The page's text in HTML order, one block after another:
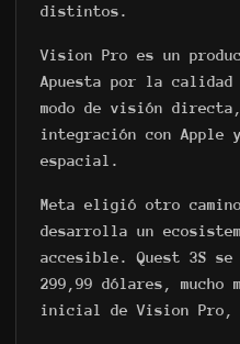
distintos.
Vision Pro es un
Apuesta por la
modo de visión
integración con Apple
espacial.
Meta eligió otro
desarrolla un
accesible. Quest 3S
299,99 dólares, mucho
inicial de Vision Pro,
sales@anviovr.com
www.anvio.com
©2017-2026 ANVIO LLC | TODOS
Política de Cookies
Reglas Generales para la
Servicios
Especificaciones